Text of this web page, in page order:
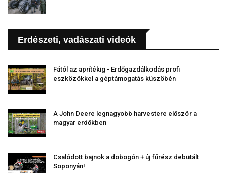
Erdészeti, vadászati videók
Fától az aprítékig - Erdőgazdálkodás profi
eszközökkel a géptámogatás küszöbén
A John Deere legnagyobb harvestere először a
magyar erdőkben
Csalódott bajnok a dobogón + új fűrész debütált
Soponyán!